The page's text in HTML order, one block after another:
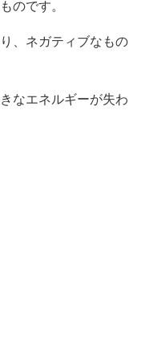
のです。
、ネガティブなもの
なエネルギーが失わ